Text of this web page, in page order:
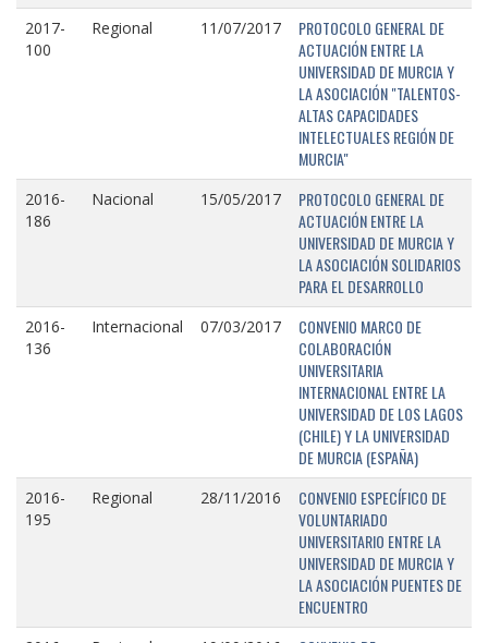
2017-
100
Regional 11/07/2017
PROTOCOLO GENERAL DE
ACTUACIÓN ENTRE LA
UNIVERSIDAD DE MURCIA Y
LA ASOCIACIÓN "TALENTOS-
ALTAS CAPACIDADES
INTELECTUALES REGIÓN DE
MURCIA"
2016-
186
Nacional 15/05/2017
PROTOCOLO GENERAL DE
ACTUACIÓN ENTRE LA
UNIVERSIDAD DE MURCIA Y
LA ASOCIACIÓN SOLIDARIOS
PARA EL DESARROLLO
2016-
136
Internacional 07/03/2017
CONVENIO MARCO DE
COLABORACIÓN
UNIVERSITARIA
INTERNACIONAL ENTRE LA
UNIVERSIDAD DE LOS LAGOS
(CHILE) Y LA UNIVERSIDAD
DE MURCIA (ESPAÑA)
2016-
195
Regional 28/11/2016
CONVENIO ESPECÍFICO DE
VOLUNTARIADO
UNIVERSITARIO ENTRE LA
UNIVERSIDAD DE MURCIA Y
LA ASOCIACIÓN PUENTES DE
ENCUENTRO